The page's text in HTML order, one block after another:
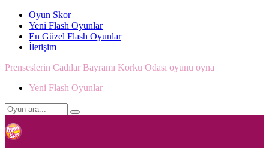
Oyun Skor
Yeni Flash Oyunlar
En Güzel Flash Oyunlar
İletişim
Prenseslerin Cadılar Bayramı Korku Odası oyunu oyna
Yeni Flash Oyunlar